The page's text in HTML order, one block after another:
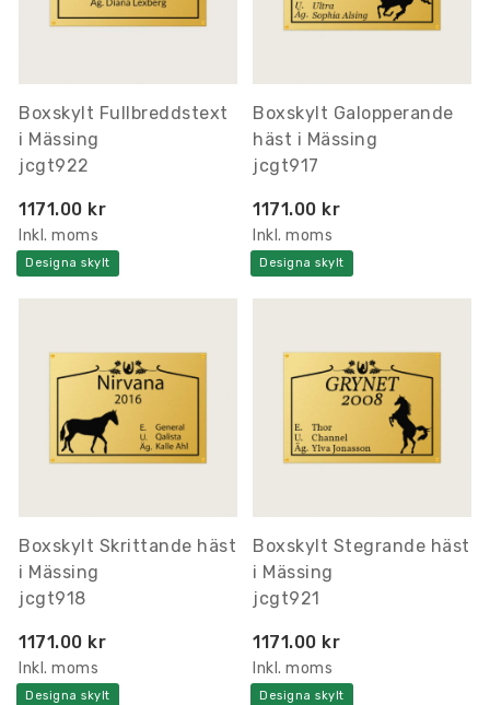
Boxskylt Fullbreddstext
i Mässing
jcgt922
1171.00 kr
Inkl. moms
Designa skylt
Boxskylt Galopperande
häst i Mässing
jcgt917
1171.00 kr
Inkl. moms
Designa skylt
Boxskylt Skrittande häst
i Mässing
jcgt918
1171.00 kr
Inkl. moms
Designa skylt
Boxskylt Stegrande häst
i Mässing
jcgt921
1171.00 kr
Inkl. moms
Designa skylt